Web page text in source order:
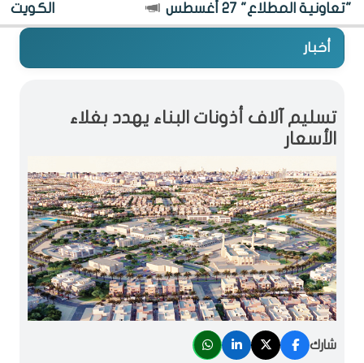
المطلاع" 27 أغسطس الكويت
أخبار
تسليم آلاف أذونات البناء يهدد بغلاء
الأسعار
شارك